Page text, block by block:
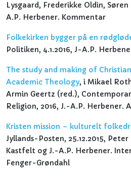
Lysgaard, Frederikke Oldin,
A.P. Herbener. Kommentar
Folkekirken bygger på en
Politiken, 4.1.2016, J-A.P.
The study and making of
Academic Theology, i Mikael
Armin Geertz (red.),
Religion, 2016, J.-A.P. Herbener.
Kristen mission – kulturelt
Jyllands-Posten, 25.12.2015,
Kastfelt og J.-A.P. Herbener.
Fenger-Grøndahl